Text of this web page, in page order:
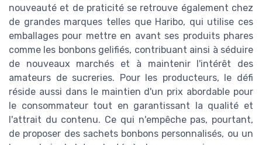
nouveauté et de praticité se retrouve également chez
de grandes marques telles que Haribo, qui utilise ces
emballages pour mettre en avant ses produits phares
comme les bonbons gelifiés, contribuant ainsi à séduire
de nouveaux marchés et à maintenir l'intérêt des
amateurs de sucreries. Pour les producteurs, le défi
réside aussi dans le maintien d'un prix abordable pour
le consommateur tout en garantissant la qualité et
l'attrait du contenu. Ce qui n'empêche pas, pourtant,
de proposer des sachets bonbons personnalisés, ou un